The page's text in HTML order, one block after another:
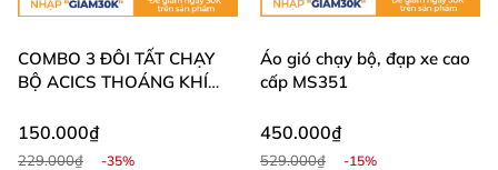
COMBO 3 ĐÔI TẤT CHẠY
BỘ ACICS THOÁNG KHÍ
150.000₫
229.000₫ -35%
Áo gió chạy bộ, đạp xe cao
cấp MS351
450.000₫
529.000₫ -15%